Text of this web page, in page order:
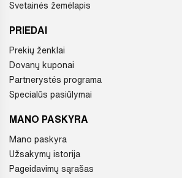
Svetainės žemėlapis
PRIEDAI
Prekių ženklai
Dovanų kuponai
Partnerystės programa
Specialūs pasiūlymai
MANO PASKYRA
Mano paskyra
Užsakymų istorija
Pageidavimų sąrašas